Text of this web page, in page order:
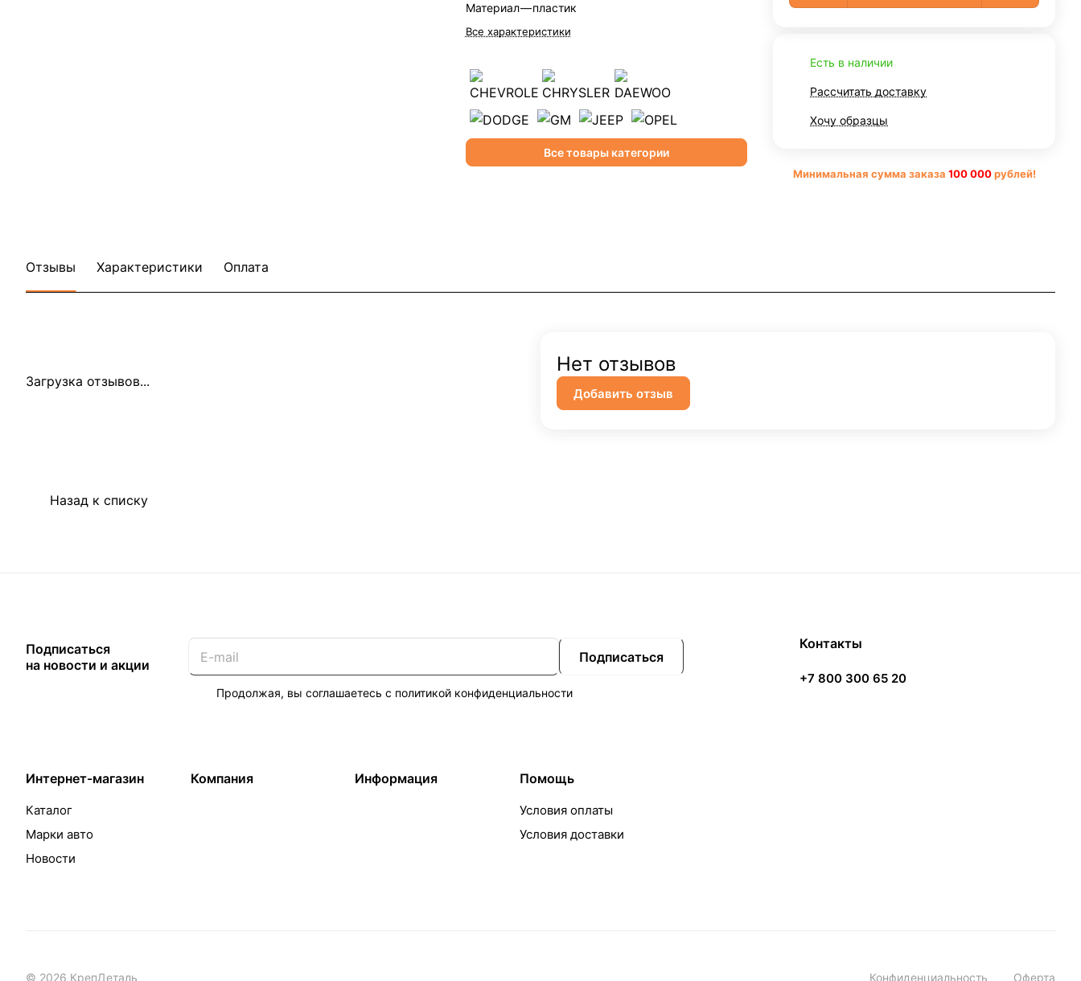
Материал—пластик
Все характеристики
Все товары категории
Есть в наличии
Рассчитать доставку
Хочу образцы
Минимальная сумма заказа 100 000рублей!
Отзывы Характеристики Оплата
Загрузка отзывов...
Нет отзывов
Добавить отзыв
Назад к списку
Подписаться
на новости и акции
Подписаться
Продолжая, вы соглашаетесь с политикой конфиденциальности
Интернет-магазин
Каталог
Марки авто
Новости
Компания Информация Помощь
Условия оплаты
Условия доставки
Контакты
+7 800 300 65 20
© 2026 КрепДеталь Конфиденциальность Оферта